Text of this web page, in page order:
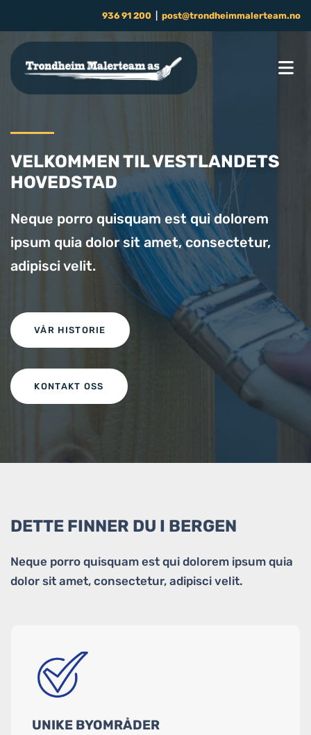
936 91 200 post@trondheimmalerteam.no
VELKOMMEN TIL VESTLANDETS
HOVEDSTAD
Neque porro quisquam est qui dolorem
ipsum quia dolor sit amet, consectetur,
adipisci velit.
VÅR HISTORIE
KONTAKT OSS
DETTE FINNER DU I BERGEN
Neque porro quisquam est qui dolorem ipsum quia
dolor sit amet, consectetur, adipisci velit.
UNIKE BYOMRÅDER